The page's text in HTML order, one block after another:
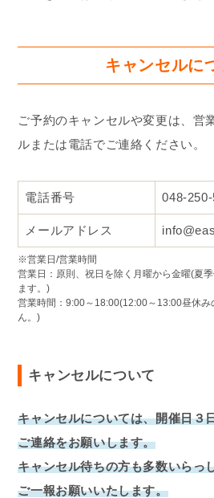
キャンセルに
ご予約のキャンセルや変更は、営
ルまたは電話でご連絡ください。
電話番号 048-
メールアドレス
※営業日/営業時間
営業日：原則、祝日を除く月曜から金曜(夏
ます。)
営業時間：9:00～18:00(12:00～13:00昼休
ん。)
キャンセルについて
キャンセルについては、開催日３
ご連絡をお願いします。
キャンセル待ちの方も多数いらっ
ご一報お願いいたします。